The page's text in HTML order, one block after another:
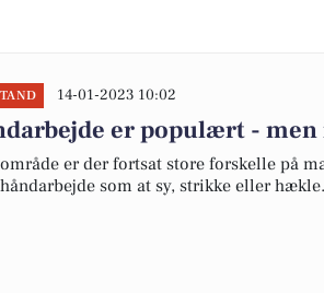
14-01-2023 10:02
er populært - men
område er der fortsat store forskelle på
som at sy, strikke eller